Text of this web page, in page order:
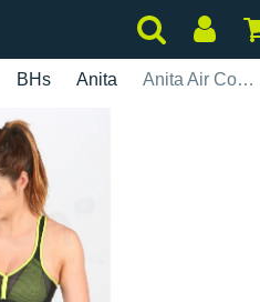
BHs Anita Anita Air Control